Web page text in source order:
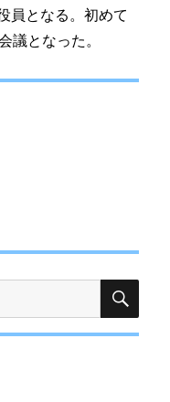
員となる。初めて
議となった。
検